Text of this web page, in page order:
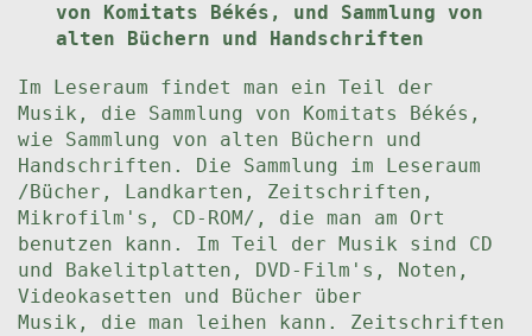
von Komitats Békés, und Sammlung von
alten Büchern und Handschriften
Im Leseraum findet man ein Teil der
Musik, die Sammlung von Komitats Békés,
wie Sammlung von alten Büchern und
Handschriften. Die Sammlung im Leseraum
/Bücher, Landkarten, Zeitschriften,
Mikrofilm's, CD-ROM/, die man am Ort
benutzen kann. Im Teil der Musik sind CD
und Bakelitplatten, DVD-Film's, Noten,
Videokasetten und Bücher über
Musik, die man leihen kann. Zeitschriften